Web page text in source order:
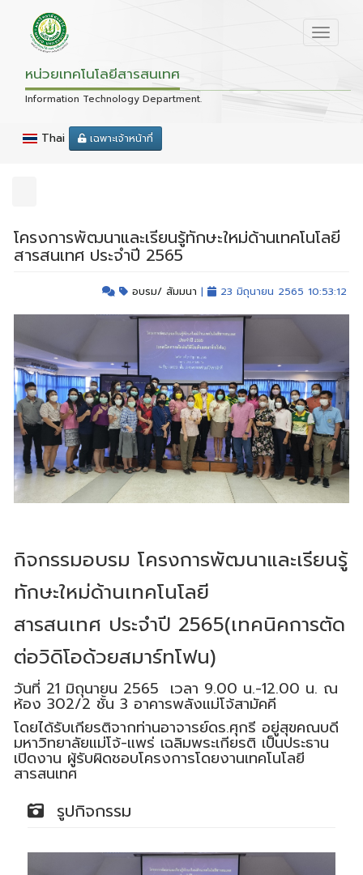
หน่วยเทคโนโลยีสารสนเทศ
Information Technology Department.
Thai เฉพาะเจ้าหน้าที่
โครงการพัฒนาและเรียนรู้ทักษะใหม่ด้านเทคโนโลยี
สารสนเทศ ประจำปี 2565
อบรม/ สัมมนา | 23 มิถุนายน 2565 10:53:12
กิจกรรมอบรม โครงการพัฒนาและเรียนรู้
ทักษะใหม่ด้านเทคโนโลยี
สารสนเทศ ประจำปี 2565(เทคนิคการตัด
ต่อวิดิโอด้วยสมาร์ทโฟน)
วันที่ 21 มิถุนายน 2565 เวลา 9.00 น.-12.00 น. ณ
ห้อง 302/2 ชั้น 3 อาคารพลังแม่โจ้สามัคคี
โดยได้รับเกียรติจากท่านอาจารย์ดร.ศุกรี อยู่สุขคณบดี
มหาวิทยาลัยแม่โจ้-แพร่ เฉลิมพระเกียรติ เป็นประธาน
เปิดงาน ผู้รับผิดชอบโครงการโดยงานเทคโนโลยี
สารสนเทศ
รูปกิจกรรม